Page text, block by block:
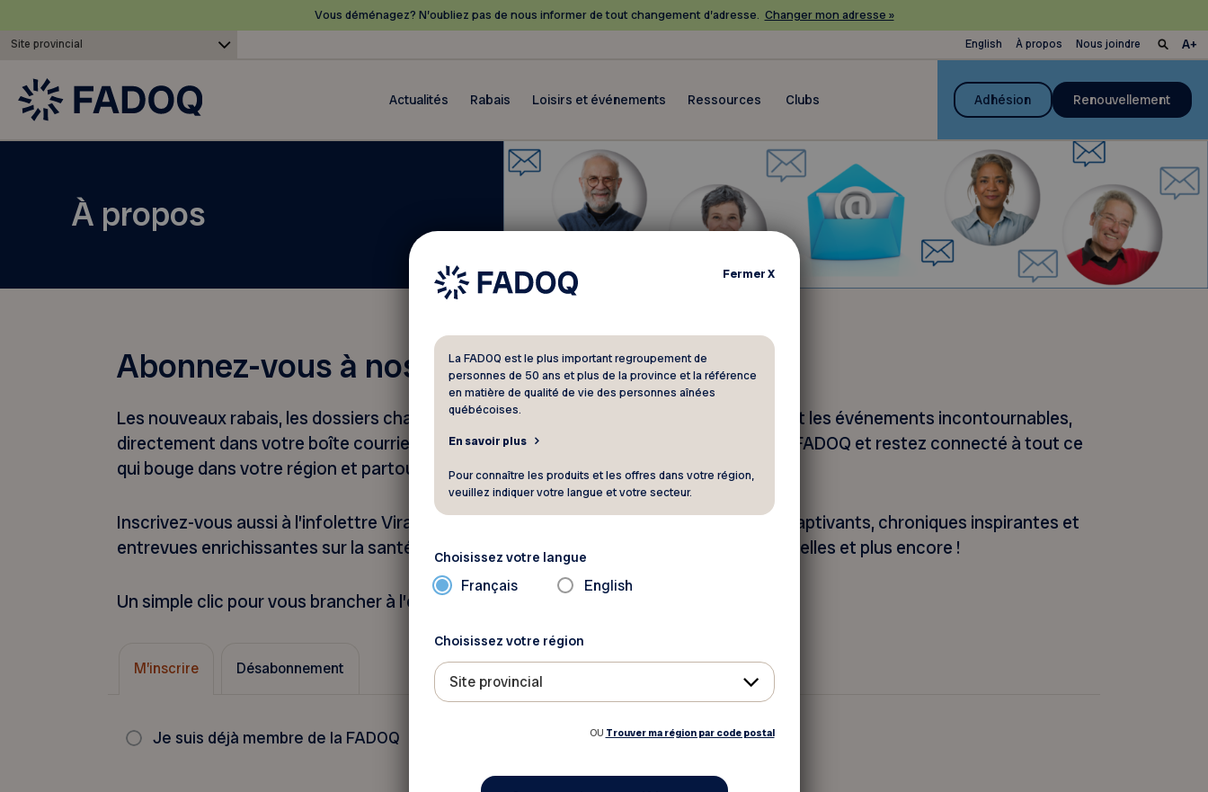
Vous déménagez? N’oubliez pas de nous informer de tout changement d’adresse. Changer mon adresse »
Site provincial English À propos Nous joindre
Actualités Rabais Loisirs et événements Ressources Clubs Adhésion Renouvellement
À propos
Abonnez-vous à nos infolettres!
Les nouveaux rabais, les dossiers chauds de l’heure, les concours exclusifs, les loisirs et les événements incontournables,
directement dans votre boîte courriel ! Abonnez-vous dès maintenant aux infolettres FADOQ et restez connecté à tout ce
qui bouge dans votre région et partout au Québec.
Inscrivez-vous aussi à l’infolettre Virage afin de découvrir en primeur nos reportages captivants, chroniques inspirantes et
entrevues enrichissantes sur la santé, le bien-être, les tendances, les finances personnelles et plus encore !
Un simple clic pour vous brancher à l’essentiel de la FADOQ.
M’inscrire Désabonnement
Je suis déjà membre de la FADOQ Je ne suis pas membre de la FADOQ
FermerX
La FADOQ est le plus important regroupement de
personnes de 50 ans et plus de la province et la référence
en matière de qualité de vie des personnes aînées
québécoises.
En savoir plus
Pour connaître les produits et les offres dans votre région,
veuillez indiquer votre langue et votre secteur.
Choisissez votre langue
Français English
Choisissez votre région
Site provincial
OU Trouver ma région par code postal